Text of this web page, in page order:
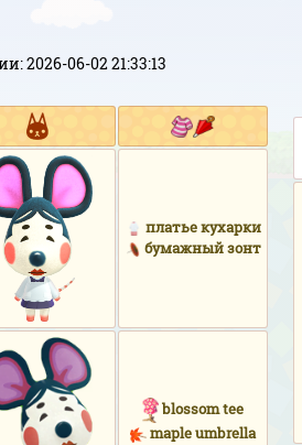
2026-06-02 21:33:13
платье кухарки
бумажный зонт
blossom tee
maple umbrella